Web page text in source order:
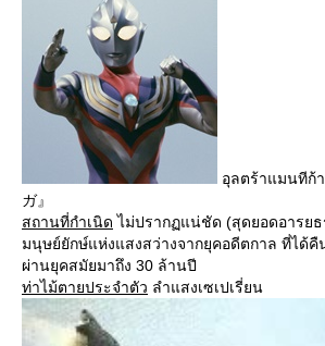
อุลตร้าแมนทีก้า
ガ』
สถานที่กำเนิด ไม่ปรากฏแน่ชัด (สุดยอดอารย
มนุษย์ยักษ์แห่งแสงสว่างจากยุคอดีตกาล ที่ได้
ผ่านยุคสมัยมาถึง 30 ล้าน
ท่าไม้ตายประจำตัว ลำแสงเซเปเรี่ยน